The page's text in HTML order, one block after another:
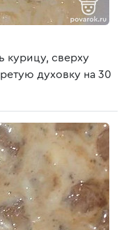
курицу, сверху
духовку на 30